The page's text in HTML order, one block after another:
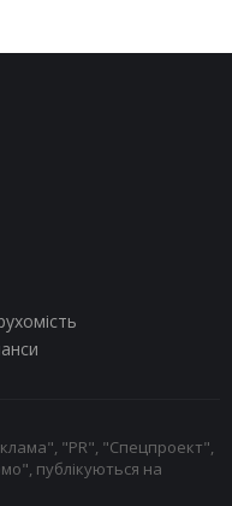
"PR", "Спецпроект",
публікуються на